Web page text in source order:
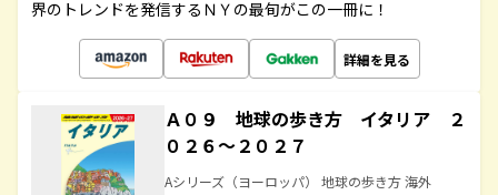
界のトレンドを発信するＮＹの最旬がこの一冊に！
詳細を見る
Ａ０９ 地球の歩き方 イタリア ２
０２６～２０２７
Aシリーズ（ヨーロッパ） 地球の歩き方 海外